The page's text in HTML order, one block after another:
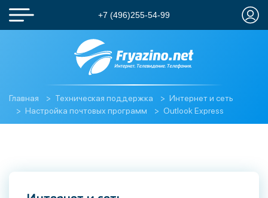
+7 (496)255-54-99
Главная Техническая поддержка
Интернет и сеть
Настройка почтовых программ
Outlook Express